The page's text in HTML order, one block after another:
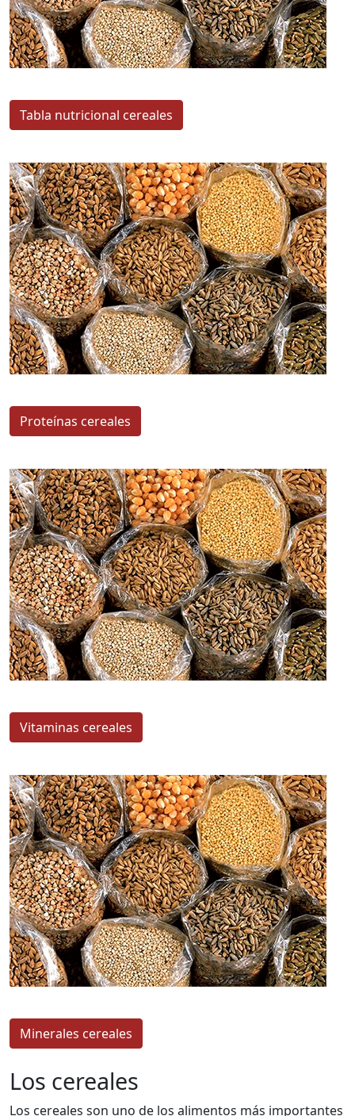
Tabla nutricional cereales
Proteínas cereales
Vitaminas cereales
Minerales cereales
Los cereales
Los cereales son uno de los alimentos más importantes